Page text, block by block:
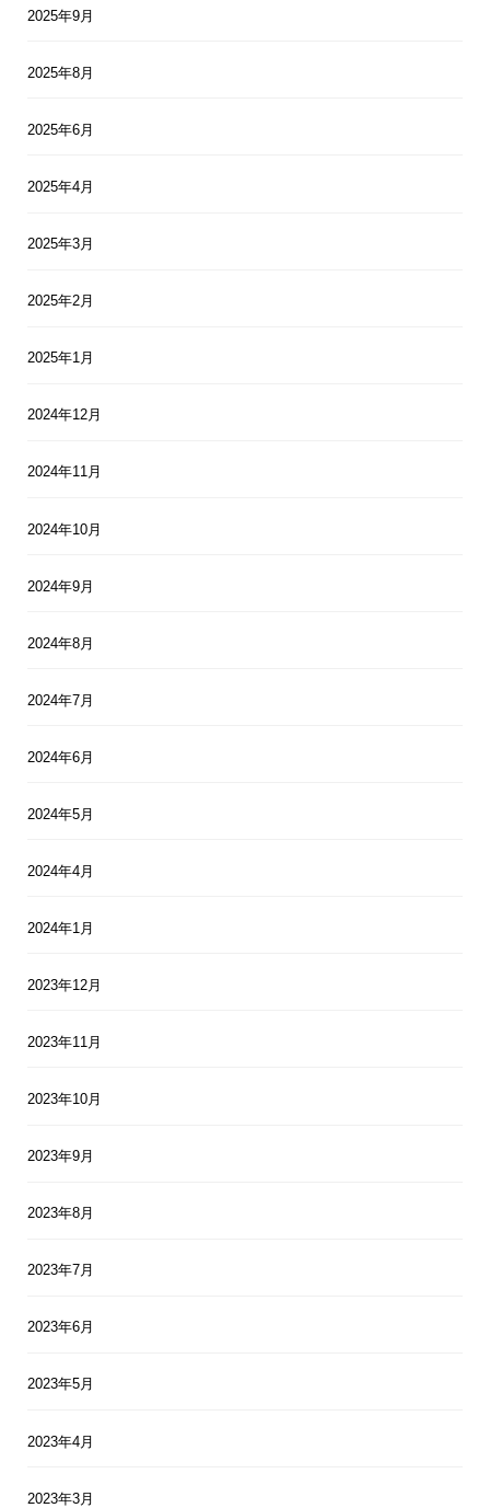
2025年9月
2025年8月
2025年6月
2025年4月
2025年3月
2025年2月
2025年1月
2024年12月
2024年11月
2024年10月
2024年9月
2024年8月
2024年7月
2024年6月
2024年5月
2024年4月
2024年1月
2023年12月
2023年11月
2023年10月
2023年9月
2023年8月
2023年7月
2023年6月
2023年5月
2023年4月
2023年3月